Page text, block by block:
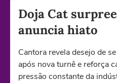
Doja Cat
anuncia hiato
Cantora revela desejo de
após nova turnê e reforça
pressão constante da